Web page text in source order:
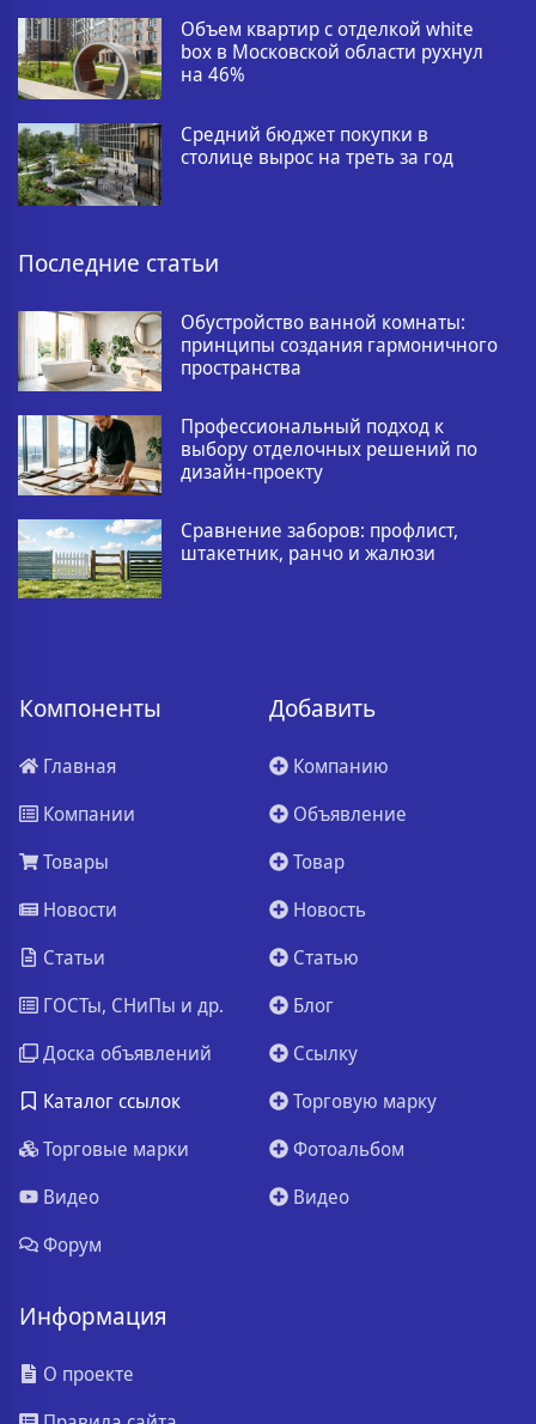
Объем квартир с отделкой white
box в Московской области рухнул
на 46%
Средний бюджет покупки в
столице вырос на треть за год
Последние статьи
Обустройство ванной комнаты:
принципы создания гармоничного
пространства
Профессиональный подход к
выбору отделочных решений по
дизайн-проекту
Сравнение заборов: профлист,
штакетник, ранчо и жалюзи
Компоненты
Главная
Компании
Товары
Новости
Статьи
ГОСТы, СНиПы и др.
Доска объявлений
Каталог ссылок
Торговые марки
Видео
Форум
Добавить
Компанию
Объявление
Товар
Новость
Статью
Блог
Ссылку
Торговую марку
Фотоальбом
Видео
Информация
О проекте